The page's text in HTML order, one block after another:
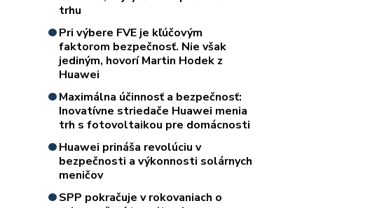
trhu
Pri výbere FVE je kľúčovým
faktorom bezpečnosť. Nie však
jediným, hovorí Martin Hodek z
Huawei
Maximálna účinnosť a bezpečnosť:
Inovatívne striedače Huawei menia
trh s fotovoltaikou pre domácnosti
Huawei prináša revolúciu v
bezpečnosti a výkonnosti solárnych
meničov
SPP pokračuje v rokovaniach o